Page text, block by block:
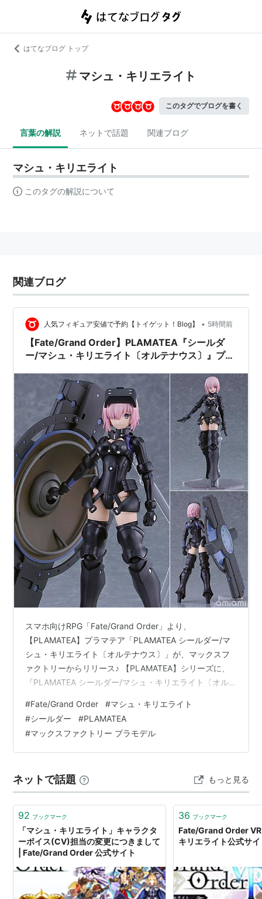
はてなブログ トップ
マシュ・キリエライト
このタグでブログを書く
言葉の解説 ネットで話題 関連ブログ
マシュ・キリエライト
このタグの解説について
関連ブログ
人気フィギュア安値で予約【トイゲット！Blog】 • 5時間前
【Fate/Grand Order】PLAMATEA『シールダ
ー/マシュ・キリエライト〔オルテナウス〕』プラ
4月発売予定☆
スマホ向けRPG「Fate/Grand Order」より、
【PLAMATEA】プラマテア「PLAMATEA シールダー/マ
シュ・キリエライト〔オルテナウス〕」が、マックスフ
ァクトリーからリリース♪ 【PLAMATEA】シリーズに、
『PLAMATEA シールダー/マシュ・キリエライト〔オル
トになった『PLAMATEA シールダー/マシュ・キリエラ
イト〔オルテナウス〕 Black Barrel Edition』も【限定販
売】にて同時リリース☆ 「表情」パーツは、「微笑み
顔」「叫び顔」「笑顔」の全3種。 その他、「シール
#Fate/Grand Order #マシュ・キリエライト
#シールダー #PLAMATEA
#マックスファクトリー プラモデル
ネットで話題 もっと見る
92 ブックマーク
「マシュ・キリエライト」キャラクタ
ーボイス(CV)担当の変更につきまして
| Fate/Grand Order 公式サイト
36 ブックマーク
Fate/Grand Order
キリエライト公式サ